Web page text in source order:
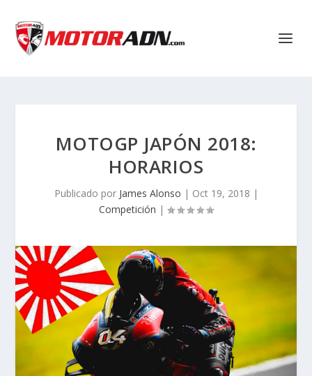
MOTOGP JAPÓN 2018:
HORARIOS
Publicado por James Alonso | Oct 19, 2018 |
Competición |